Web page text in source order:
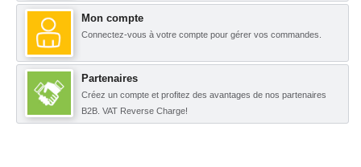
Mon compte
Connectez-vous à votre compte pour gérer vos commandes.
Partenaires
Créez un compte et profitez des avantages de nos partenaires
B2B. VAT Reverse Charge!